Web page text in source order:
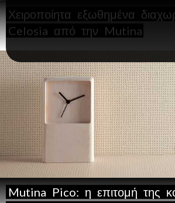
Χειροποίητα εξωθημένα
Celosia από την Mutina
Mutina Pico: η επιτομή της